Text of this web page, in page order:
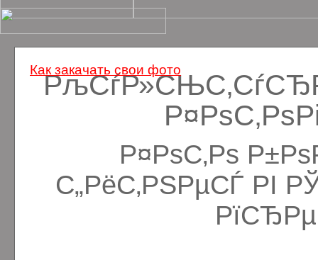
Р¤РѕС‚Рѕ
С„РёС‚РЅРµСЃ РІ
Как закачать свои фото